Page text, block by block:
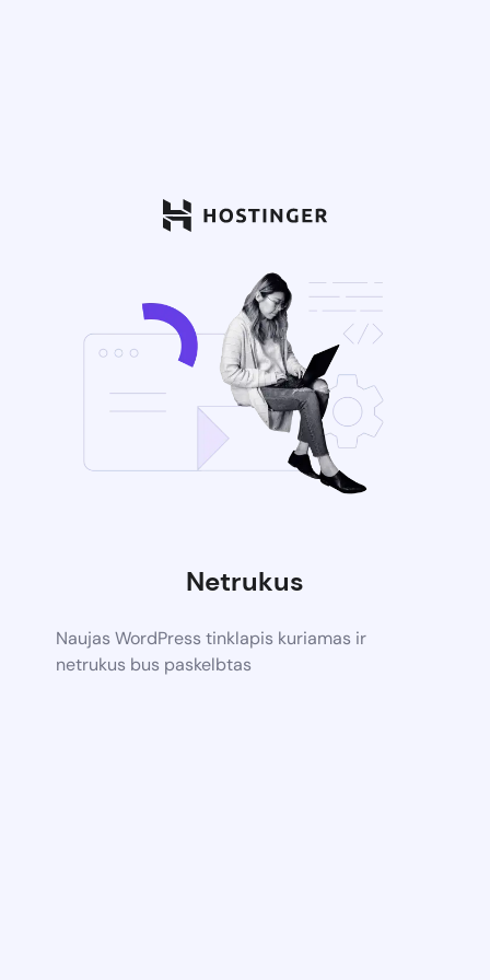
Netrukus
Naujas WordPress tinklapis kuriamas ir
netrukus bus paskelbtas